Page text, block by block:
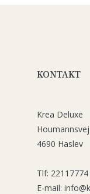
KONTAKT
Krea Deluxe
4690 Haslev
Tlf:
E-mail: